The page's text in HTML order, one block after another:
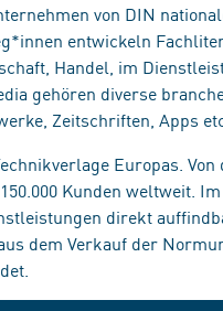
von DIN
entwickeln
Handel, im
gehören diverse
Zeitschriften, Apps
Europas.
Kunden weltweit.
direkt
dem Verkauf der